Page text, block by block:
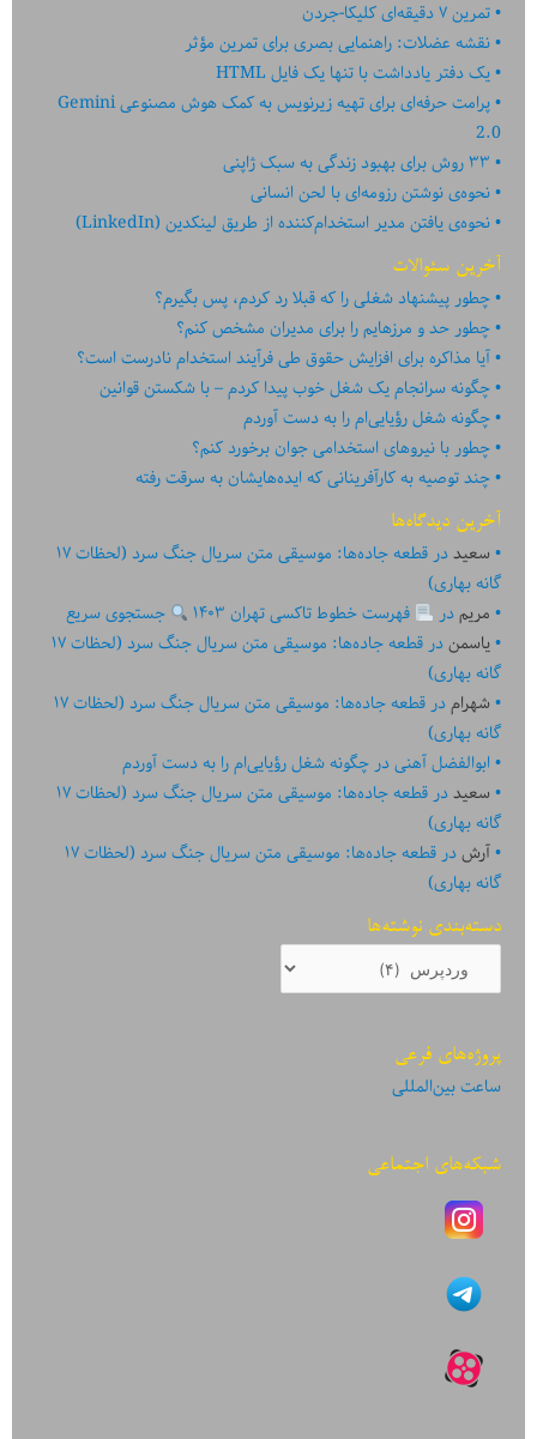
تمرین ۷ دقیقه‌ای کلیکا-جردن
نقشه عضلات: راهنمایی بصری برای تمرین مؤثر
یک دفتر یادداشت با تنها یک فایل HTML
پرامت حرفه‌ای برای تهیه زیرنویس به کمک هوش مصنوعی Gemini
2.0
۳۳ روش برای بهبود زندگی به سبک ژاپنی
نحوه‌ی نوشتن رزومه‌ای با لحن انسانی
نحوه‌ی یافتن مدیر استخدام‌کننده از طریق لینکدین (LinkedIn)
آخرین سئوالات
چطور پیشنهاد شغلی را که قبلا رد کردم، پس بگیرم؟
چطور حد و مرزهایم را برای مدیران مشخص کنم؟
آیا مذاکره برای افزایش حقوق طی فرآیند استخدام نادرست است؟
چگونه سرانجام یک شغل خوب پیدا کردم – با شکستن قوانین
چگونه شغل رؤیایی‌ام را به دست آوردم
چطور با نیروهای استخدامی جوان برخورد کنم؟
چند توصیه به کارآفرینانی که ایده‏‏‌‏‏‌هایشان به سرقت رفته
آخرین دیدگاه‌ها
سعیددر
قطعه جاده‌ها: موسیقی متن سریال جنگ سرد (لحظات ۱۷
گانه بهاری)
مریمدر فهرست خطوط تاکسی تهران ۱۴۰۳
جستجوی سریع
یاسمندر
قطعه جاده‌ها: موسیقی متن سریال جنگ سرد (لحظات ۱۷
گانه بهاری)
شهرامدر
قطعه جاده‌ها: موسیقی متن سریال جنگ سرد (لحظات ۱۷
گانه بهاری)
ابوالفضل آهنیدرچگونه شغل رؤیایی‌ام را به دست آوردم
سعیددر
قطعه جاده‌ها: موسیقی متن سریال جنگ سرد (لحظات ۱۷
گانه بهاری)
آرشدر
قطعه جاده‌ها: موسیقی متن سریال جنگ سرد (لحظات ۱۷
گانه بهاری)
دسته‌بندی نوشته‌ها
نوشته‌ها
پروژه‌های فرعی
ساعت بین‌المللی
شبکه‌های اجتماعی